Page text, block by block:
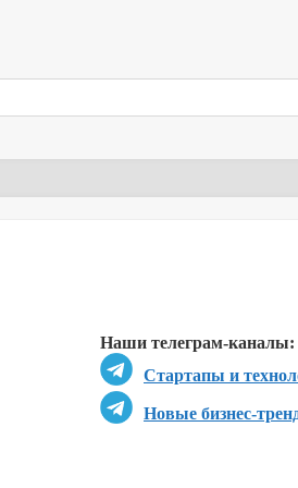
Наши телеграм-каналы:
Стартапы и
Новые бизнес-